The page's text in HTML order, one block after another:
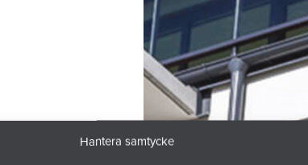
Hantera samtycke